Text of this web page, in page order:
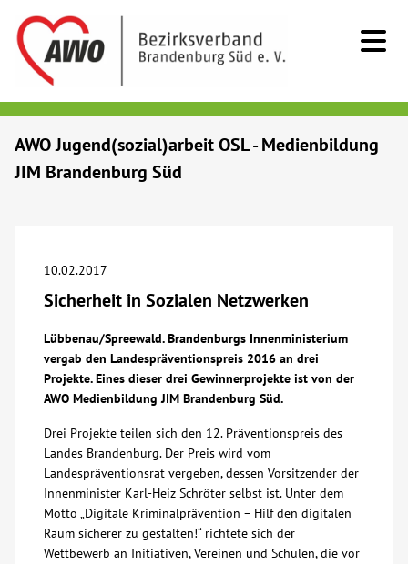
Senioren
Begegnung
Bildung
Über uns
Veranstaltungen
Spenden
AWO Jugend(sozial)arbeit OSL - Medienbildung
JIM Brandenburg Süd
10.02.2017
Sicherheit in Sozialen Netzwerken
Lübbenau/Spreewald. Brandenburgs Innenministerium
vergab den Landespräventionspreis 2016 an drei
Projekte. Eines dieser drei Gewinnerprojekte ist von der
AWO Medienbildung JIM Brandenburg Süd.
Drei Projekte teilen sich den 12. Präventionspreis des
Landes Brandenburg. Der Preis wird vom
Landespräventionsrat vergeben, dessen Vorsitzender der
Innenminister Karl-Heiz Schröter selbst ist. Unter dem
Motto „Digitale Kriminalprävention – Hilf den digitalen
Raum sicherer zu gestalten!“ richtete sich der
Wettbewerb an Initiativen, Vereinen und Schulen, die vor